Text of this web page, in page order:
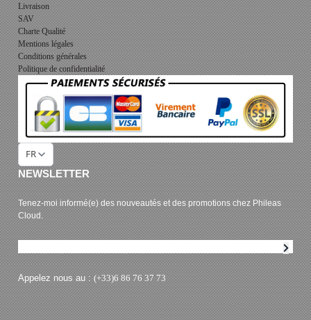
Livraison
SAV
Charte Qualité
Mentions légales
Conditions générales
Politique de confidentialité
FR
NEWSLETTER
Tenez-moi informé(e) des nouveautés et des promotions chez Phileas
Cloud.
Appelez nous au : (+33)6 86 76 37 73